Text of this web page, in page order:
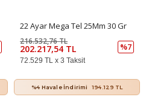
22 Ayar Mega Tel 25Mm 30 Gr
202.217,54 TL
216.532,76 TL
%7
72.529 TL x 3 Taksit
%4 Havale İndirimi 194.129 TL